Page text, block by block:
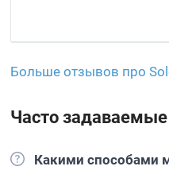
Больше отзывов про
Часто
Какими способами